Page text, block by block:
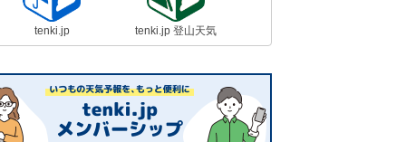
tenki.jp tenki.jp 登山天気